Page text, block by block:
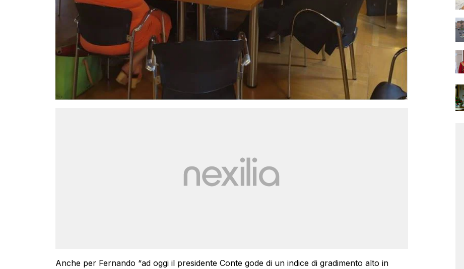
Anche per Fernando “ad oggi il presidente Conte gode di un indice di gradimento alto in